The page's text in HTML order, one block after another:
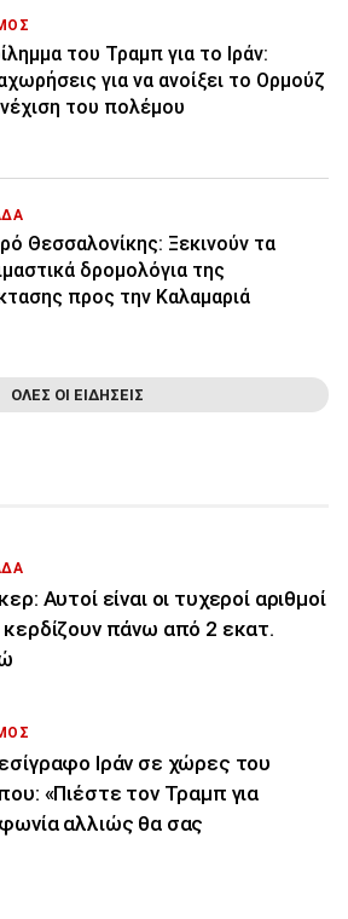
του Τραμπ για το Ιράν:
για να ανοίξει το Ορμούζ
του πολέμου
Θεσσαλονίκης: Ξεκινούν τα
δρομολόγια της
προς την Καλαμαριά
ΟΛΕΣ ΟΙ ΕΙΔΗΣΕΙΣ
Αυτοί είναι οι τυχεροί αριθμοί
πάνω από 2 εκατ.
Ιράν σε χώρες του
«Πιέστε τον Τραμπ για
αλλιώς θα σας